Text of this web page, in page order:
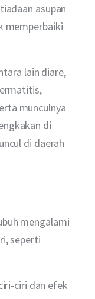
asupan
memperbaiki
lain diare,
munculnya
di
di daerah
mengalami
seperti
ciri dan efek